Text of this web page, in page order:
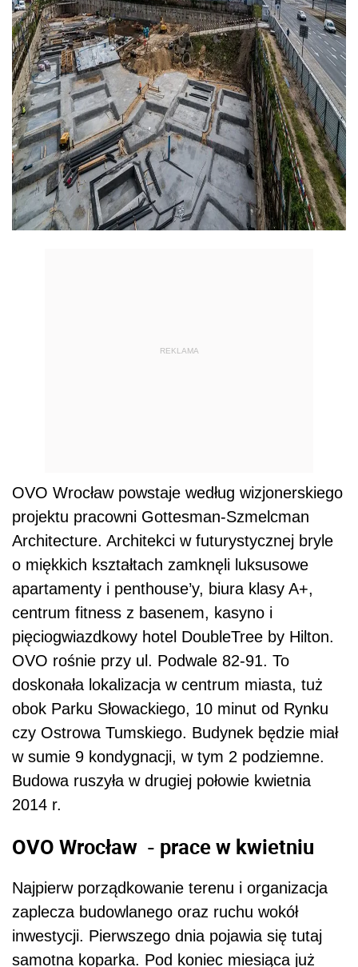
REKLAMA
OVO Wrocław powstaje według wizjonerskiego
projektu pracowni Gottesman-Szmelcman
Architecture. Architekci w futurystycznej bryle
o miękkich kształtach zamknęli luksusowe
apartamenty i penthouse’y, biura klasy A+,
centrum fitness z basenem, kasyno i
pięciogwiazdkowy hotel DoubleTree by Hilton.
OVO rośnie przy ul. Podwale 82-91. To
doskonała lokalizacja w centrum miasta, tuż
obok Parku Słowackiego, 10 minut od Rynku
czy Ostrowa Tumskiego. Budynek będzie miał
w sumie 9 kondygnacji, w tym 2 podziemne.
Budowa ruszyła w drugiej połowie kwietnia
2014 r.
OVO Wrocław - prace w kwietniu
Najpierw porządkowanie terenu i organizacja
zaplecza budowlanego oraz ruchu wokół
inwestycji. Pierwszego dnia pojawia się tutaj
samotna koparka. Pod koniec miesiąca już